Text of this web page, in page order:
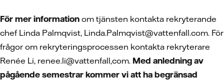
För mer information om tjänsten kontakta rekryterande
chef Linda Palmqvist, Linda.Palmqvist@vattenfall.com. För
frågor om rekryteringsprocessen kontakta rekryterare
Renée Li, renee.li@vattenfall,com. Med anledning av
pågående semestrar kommer vi att ha begränsad